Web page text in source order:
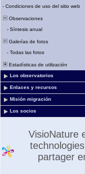
- Condiciones de uso del sitio web
Observaciones
- Síntesis anual
Galerías de fotos
- Todas las fotos
Estadísticas de utilización
Los observatorios
Enlaces y recursos
Misión migración
Los socios
VisioNature
partager